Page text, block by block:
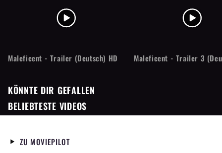
Maleficent - Trailer (Deutsch) HD Maleficent - Trailer 3
KÖNNTE DIR GEFALLEN
BELIEBTESTE VIDEOS
ZU MOVIEPILOT